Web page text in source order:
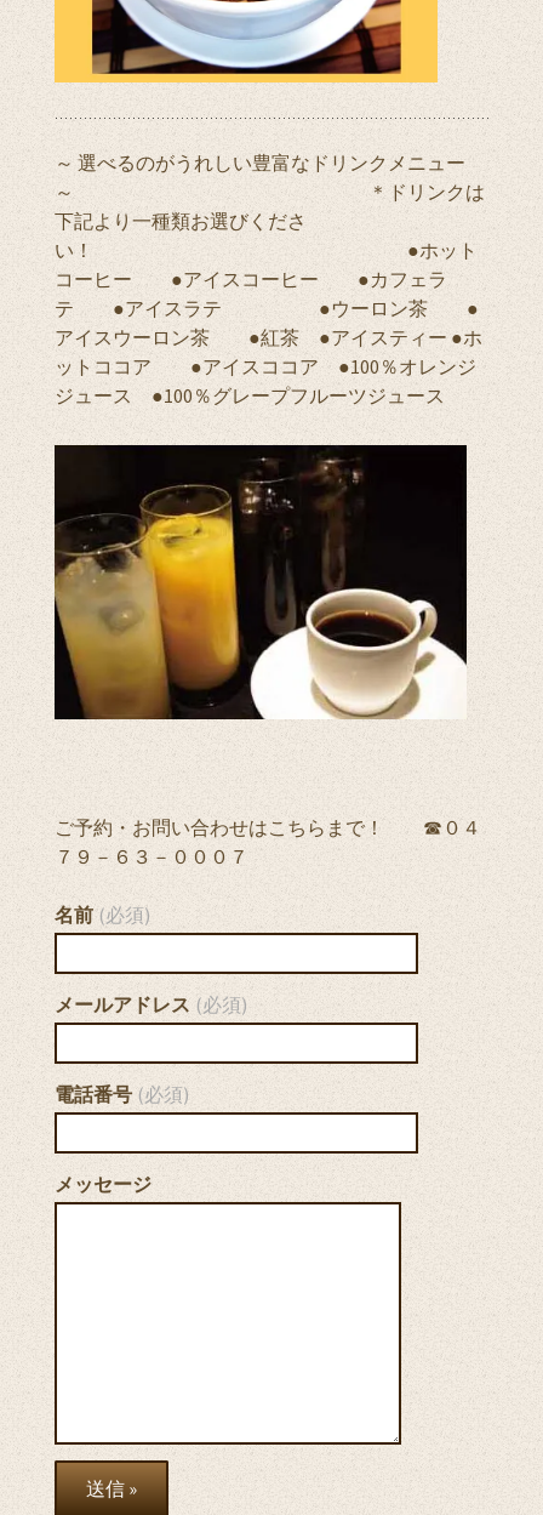
～ 選べるのがうれしい豊富なドリンクメニュー
～ ＊ドリンクは
下記より一種類お選びくださ
い！ ●ホット
コーヒー ●アイスコーヒー ●カフェラ
テ ●アイスラテ ●ウーロン茶 ●
アイスウーロン茶 ●紅茶 ●アイスティー ●ホ
ットココア ●アイスココア ●100％オレンジ
ジュース ●100％グレープフルーツジュース
ご予約・お問い合わせはこちらまで！ ☎０４
７９－６３－０００７
名前 (必須)
メールアドレス (必須)
電話番号 (必須)
メッセージ